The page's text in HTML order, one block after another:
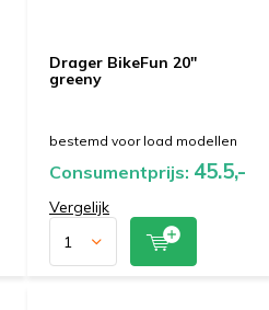
Drager BikeFun 20"
greeny
bestemd voor load modellen
Consumentprijs: 45.5,-
Vergelijk